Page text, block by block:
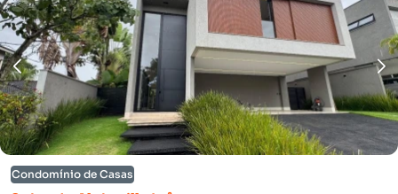
Condomínio de Casas